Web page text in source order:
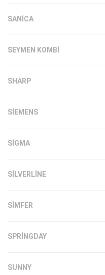
SANICA
SEYMEN KOMBI
SHARP
SIEMENS
SIGMA
SILVERLINE
SIMFER
SPRINGDAY
SUNNY